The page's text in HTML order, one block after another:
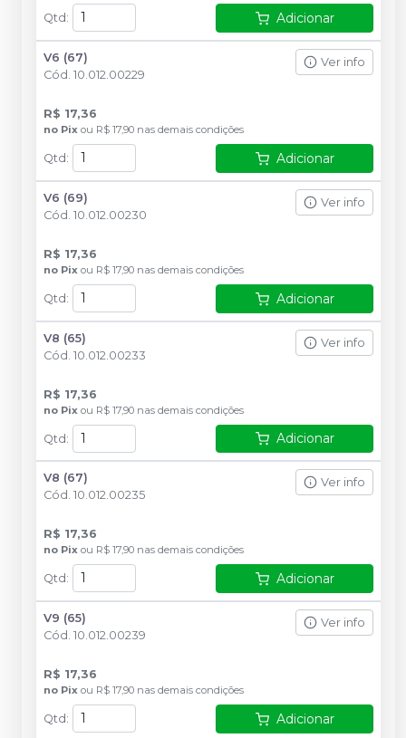
Qtd : Adicionar
V6 (67)
Cód. 10.012.00229
Ver info
R$ 17,36
no Pix ou R$ 17,90 nas demais condições
Qtd : Adicionar
V6 (69)
Cód. 10.012.00230
Ver info
R$ 17,36
no Pix ou R$ 17,90 nas demais condições
Qtd: Adicionar
V8 (65)
Cód. 10.012.00233
Ver info
R$ 17,36
no Pix ou R$ 17,90 nas demais condições
Qtd: Adicionar
V8 (67)
Cód. 10.012.00235
Ver info
R$ 17,36
no Pix ou R$ 17,90 nas demais condições
Qtd : Adicionar
V9 (65)
Cód. 10.012.00239
Ver info
R$ 17,36
no Pix ou R$ 17,90 nas demais condições
Qtd : Adicionar